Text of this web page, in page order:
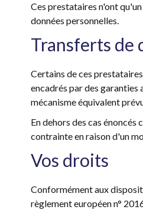
Ces prestataires n'ont
données personnelles.
Transferts de
Certains de ces
encadrés par des
mécanisme équivalent
En dehors des cas
contrainte en raison d'un
Vos droits
Conformément aux
règlement européen n°